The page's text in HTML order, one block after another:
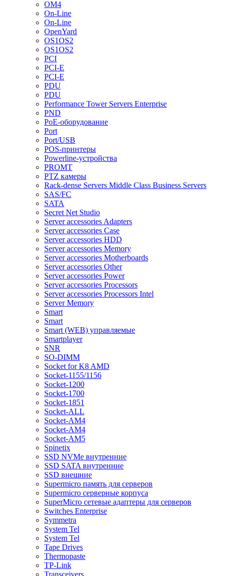
OM4
On-Line
On-Line
OpenYard
OS1OS2
OS1OS2
PCI
PCI-E
PCI-E
PDU
PDU
Performance Tower Servers Enterprise
PND
PoE-оборудование
Port
Port/USB
POS-принтеры
Powerline-устройства
PROMT
PTZ камеры
Rack-dense Servers Middle Class Business Servers
SAS/FC
SATA
Secret Net Studio
Server accessories Adapters
Server accessories Case
Server accessories HDD
Server accessories Memory
Server accessories Motherboards
Server accessories Other
Server accessories Power
Server accessories Processors
Server accessories Processors Intel
Server Memory
Smart
Smart
Smart (WEB) управляемые
Smartplayer
SNR
SO-DIMM
Socket for K8 AMD
Socket-1155/1156
Socket-1200
Socket-1700
Socket-1851
Socket-ALL
Socket-AM4
Socket-AM4
Socket-AM5
Spinetix
SSD NVMe внутренние
SSD SATA внутренние
SSD внешние
Supermicro память для серверов
Supermicro серверные корпуса
SuperMicro сетевые адаптеры для серверов
Switches Enterprise
Symmetra
System Tel
System Tel
Tape Drives
Thermopaste
TP-Link
Transceivers